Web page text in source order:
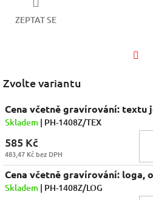
ZEPTAT SE
Zvolte variantu
Cena včetně gravírování: textu
Skladem | PH-1408Z/TEX
585 Kč
483,47 Kč bez DPH
Cena včetně gravírování: loga,
Skladem | PH-1408Z/LOG